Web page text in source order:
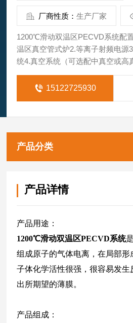
厂商性质：生产厂家
1200℃滑动双温区PECVD系统配
温区真空管式炉2.等离子射频电源
统4.真空系统（可选配中真空或高
15122725930
产品分类
产品详情
产品用途：
1200℃滑动双温区PECVD系统
组成原子的气体电离，在局部
子体化学活性很强，很容易发生
出所期望的薄膜。
产品组成：